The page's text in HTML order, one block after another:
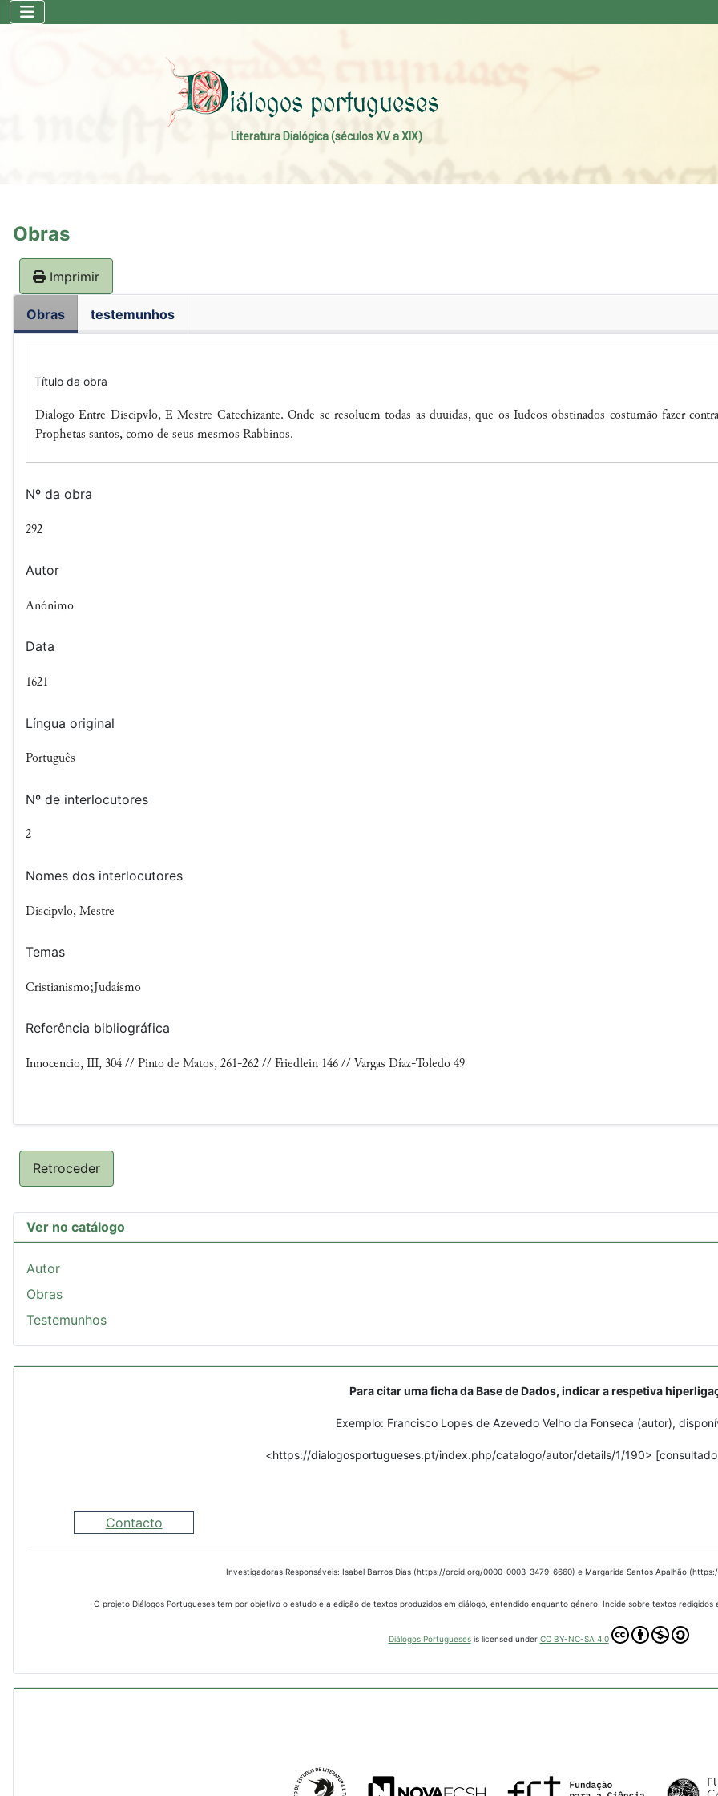
Literatura Dialógica (séculos XV a XIX)
Obras
Imprimir
Obras testemunhos
Título da obra
Dialogo Entre Discipvlo, E Mestre Catechizante. Onde se resoluem todas as duuidas, que os Iudeos obstinados costumão fazer
Prophetas santos, como de seus mesmos Rabbinos.
Nº da obra
292
Autor
Anónimo
Data
1621
Língua original
Português
Nº de interlocutores
2
Nomes dos interlocutores
Discipvlo, Mestre
Temas
Cristianismo;Judaísmo
Referência bibliográfica
Innocencio, III, 304 // Pinto de Matos, 261-262 // Friedlein 146 // Vargas Díaz-Toledo 49
Retroceder
Ver no catálogo
Autor
Obras
Testemunhos
Para citar uma ficha da Base de Dados, indicar a respetiva
Exemplo: Francisco Lopes de Azevedo Velho da Fonseca (autor),
<https://dialogosportugueses.pt/index.php/catalogo/autor/details/1/190>
Contacto
Investigadoras Responsáveis: Isabel Barros Dias (https://orcid.org/0000-0003-3479-6660) e Margarida Santos Apalhão
O projeto Diálogos Portugueses tem por objetivo o estudo e a edição de textos produzidos em diálogo, entendido enquanto género. Incide sobre textos
Diálogos Portuguesesis licensed under CC BY-NC-SA 4.0